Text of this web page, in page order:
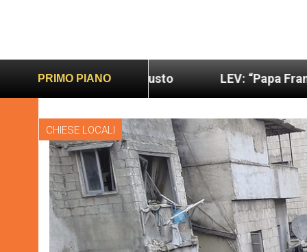
PRIMO PIANO
e giusto LEV: “Papa Francesco. Un
CHIESE LOCALI